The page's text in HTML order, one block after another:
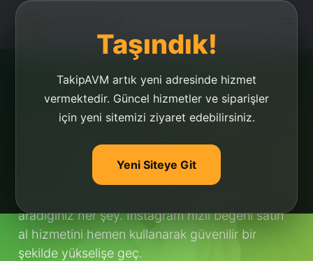
Taşındık!
TakipAVM artık yeni adresinde hizmet
vermektedir. Güncel hizmetler ve siparişler
için yeni sitemizi ziyaret edebilirsiniz.
Yeni Siteye Git
İnstagram Hızlı Beğeni
aradığınız her şey. İnstagram hızlı beğeni satın
al hizmetini hemen kullanarak güvenilir bir
şekilde yükselişe geç.